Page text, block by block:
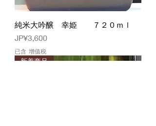
純米大吟醸 幸姫 ７２０ｍｌ
價格
JP¥3,600
已含 增值税
新着商品